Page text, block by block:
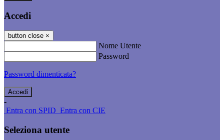
Accedi
button close ×
Nome Utente
Password
Password dimenticata?
-
Entra con SPID Entra con CIE
Seleziona utente